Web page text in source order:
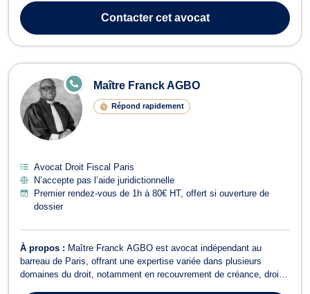
Contactercet avocat
Maître Franck AGBO
Répond rapidement
E
N
G
N
E
Avocat Droit Fiscal Paris
N’accepte pas l’aide juridictionnelle
Premier rendez-vous de 1h à 80€ HT, offert si ouverture de
dossier
À propos : Maître Franck AGBO est avocat indépendant au
barreau de Paris, offrant une expertise variée dans plusieurs
domaines du droit, notamment en recouvrement de créance, droit